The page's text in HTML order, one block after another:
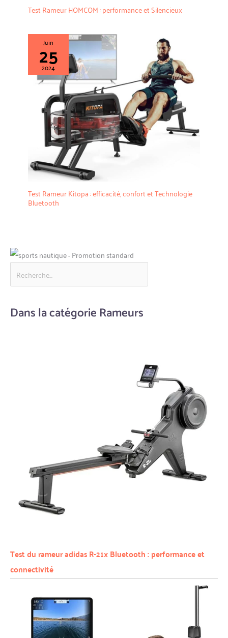
Test Rameur HOMCOM : performance et Silencieux
Juin
25
2024
Test Rameur Kitopa : efficacité, confort et Technologie
Bluetooth
Dans la catégorie Rameurs
Test du rameur adidas R-21x Bluetooth : performance et
connectivité